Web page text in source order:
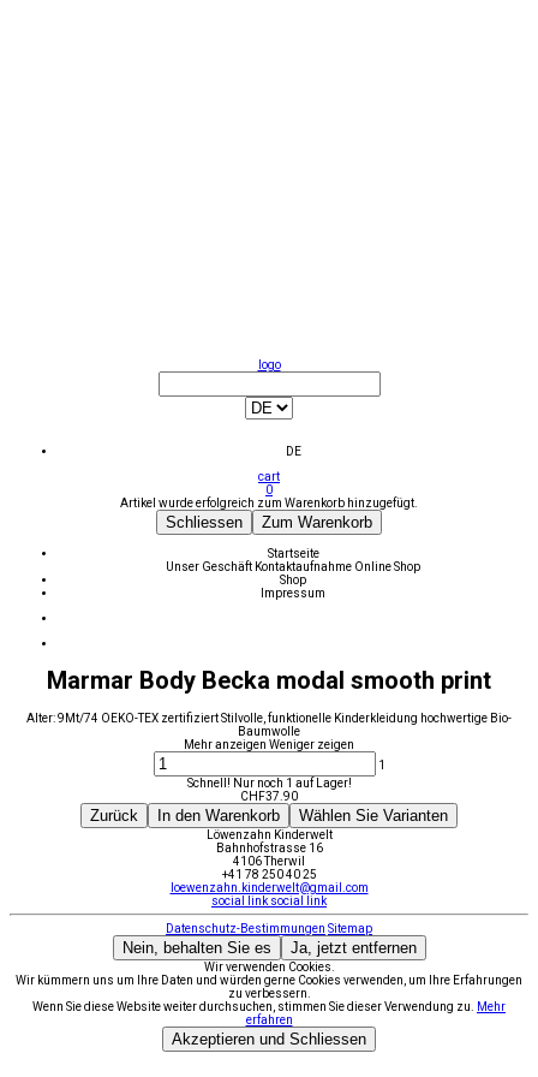
logo
DE
cart
0
Artikel wurde erfolgreich zum Warenkorb hinzugefügt.
Schliessen Zum Warenkorb
Startseite
Unser Geschäft Kontaktaufnahme Online Shop
Shop
Impressum
Marmar Body Becka modal smooth print
Alter: 9Mt/74 OEKO-TEX zertifiziert Stilvolle, funktionelle Kinderkleidung hochwertige Bio-
Baumwolle
Mehr anzeigen Weniger zeigen
1
Schnell! Nur noch 1 auf Lager!
CHF37.90
Zurück In den Warenkorb Wählen Sie Varianten
Löwenzahn Kinderwelt
Bahnhofstrasse 16
4106 Therwil
+41 78 250 40 25
loewenzahn.kinderwelt@gmail.com
social link social link
Datenschutz-Bestimmungen Sitemap
Nein, behalten Sie es Ja, jetzt entfernen
Wir verwenden Cookies.
Wir kümmern uns um Ihre Daten und würden gerne Cookies verwenden, um Ihre Erfahrungen
zu verbessern.
Wenn Sie diese Website weiter durchsuchen, stimmen Sie dieser Verwendung zu.
Mehr
erfahren
Akzeptieren und Schliessen